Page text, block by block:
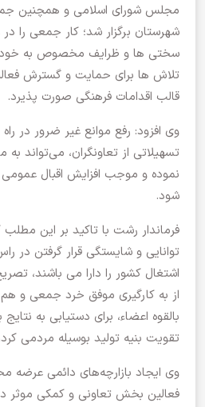
مجلس شورای اسلامی و همچنین
شهرستان برگزار شد؛ کار جمعی را
سختی ها و ظرایف مخصوص به خود
تلاش ها برای حمایت و گسترش
قالب اقدامات فرهنگی صورت پذیرد.
وی افزود: رفع موانع غیر ضرور در
تسهیلاتی از تعاونگران، می‌تواند
نموده و موجب افزایش اقبال عمومی
شود.
فرماندار رشت با تاکید بر این
توانایی و شایستگی قرار گرفتن در
اشتغال کشور را دارا می باشند،
از به کارگیری موفق خرد جمعی و هم
بالقوه‌ اعضاء، برای دستیابی به
تقویت بنیه تولید بوسیله مردمی
وی ایجاد بازارچه‌های دائمی عرضه
فعالین بخش تعاونی و کمکی موثر